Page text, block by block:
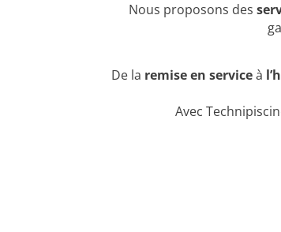
Nous proposons des
De la remise en serviceà
Avec